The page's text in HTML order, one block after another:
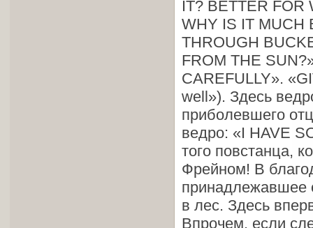
IT? BETTER FOR
WHY IS IT MUCH
THROUGH
FROM THE
CAREFULLY».
well»). Здесь
приболевшего
ведро: «I HAVE
того повстанца,
Фрейном! В
принадлежавшее
в лес. Здесь
Впрочем, если